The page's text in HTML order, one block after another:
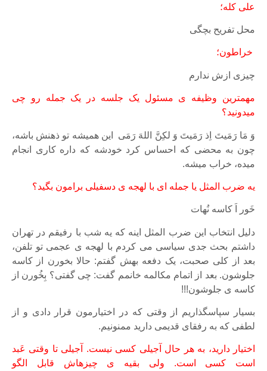
علی کله؛
محل تفریح بچگی
خراطون؛
چیزی ازش ندارم
مهمترین وظیفه ی مسئول یک جلسه در یک جمله رو چی
میدونید؟
وَ مَا رَمَیتَ اِذ رَمَیتَ وَ لکِنَّ اللهَ رَمَی این همیشه تو ذهنش باشه،
چون به محضی که احساس کرد خودشه که داره کاری انجام
میده، خراب میشه.
یه ضرب المثل یا جمله ای با لهجه ی دسفیلی برامون بگید؟
خَور اَ کاسه نُهات
دلیل انتخاب این ضرب المثل اینه که یه شب با رفیقم در تهران
داشتم بحث جدی سیاسی می کردم با لهجه ی عجمی تو تلفن،
بعد از کلی صحبت، یک دفعه بهش گفتم: حالا بخورن از کاسه
جلوشون. بعد از اتمام مکالمه خانمم گفت: چی گفتی؟ بِخُورن از
کاسه ی جلوشون!!!
بسیار سپاسگذاریم از وقتی که در اختیارمون قرار دادی و از
لطفی که به رفقای قدیمی دارید ممنونیم.
اختیار دارید، به هر حال آجیلی کسی نیست. آجیلی تا وقتی عَبد
است کسی است. ولی بقیه ی چیزهاش قابل الگو